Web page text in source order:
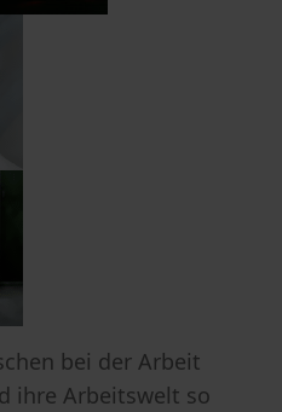
bei der Arbeit
ihre Arbeitswelt so